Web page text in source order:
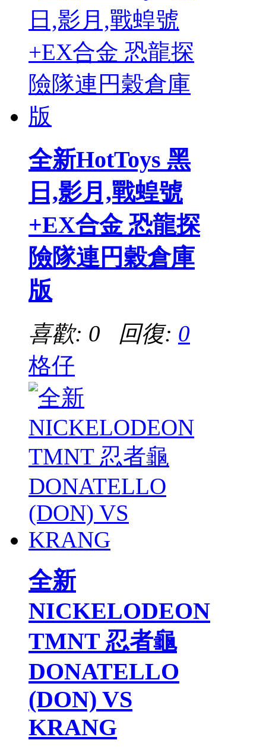
全新HotToys 黑
日,影月,戰蝗號
+EX合金 恐龍探
險隊連円穀倉庫
版
喜歡: 0 回復: 0
格仔
全新
NICKELODEON
TMNT 忍者龜
DONATELLO
(DON) VS
KRANG